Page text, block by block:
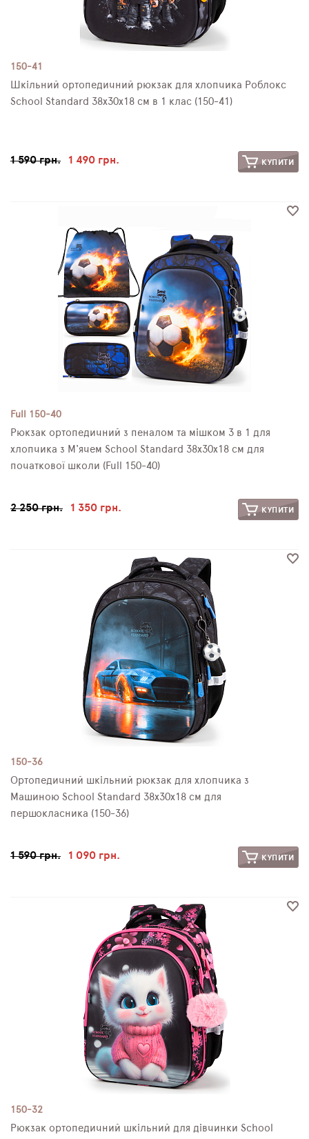
150-41
Шкільний ортопедичний рюкзак для хлопчика Роблокс
School Standard 38х30х18 см в 1 клас (150-41)
1 590 грн. 1 490 грн. КУПИТИ
Full 150-40
Рюкзак ортопедичний з пеналом та мішком 3 в 1 для
хлопчика з М'ячем School Standard 38х30х18 см для
початкової школи (Full 150-40)
2 250 грн. 1 350 грн. КУПИТИ
150-36
Ортопедичний шкільний рюкзак для хлопчика з
Машиною School Standard 38х30х18 см для
першокласника (150-36)
1 590 грн. 1 090 грн. КУПИТИ
150-32
Рюкзак ортопедичний шкільний для дівчинки School